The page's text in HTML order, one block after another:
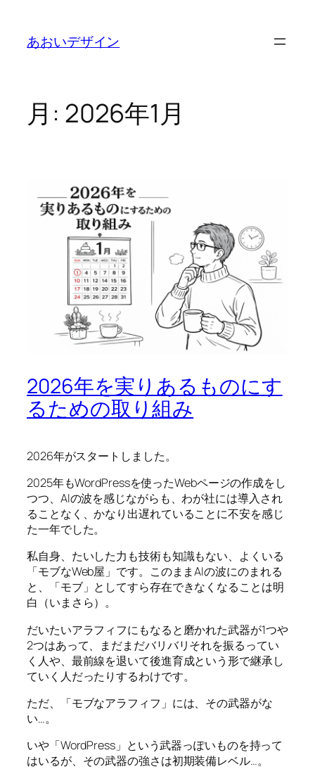
あおいデザイン
月: 2026年1月
2026年を実りあるものにす
るための取り組み
2026年がスタートしました。
2025年もWordPressを使ったWebページの作成をし
つつ、AIの波を感じながらも、わが社には導入され
ることなく、かなり出遅れていることに不安を感じ
た一年でした。
私自身、たいした力も技術も知識もない、よくいる
「モブなWeb屋」です。このままAIの波にのまれる
と、「モブ」としてすら存在できなくなることは明
白（いまさら）。
だいたいアラフィフにもなると磨かれた武器が1つや
2つはあって、まだまだバリバリそれを振るってい
く人や、最前線を退いて後進育成という形で継承し
ていく人だったりするわけです。
ただ、「モブなアラフィフ」には、その武器がな
い…。
いや「WordPress」という武器っぽいものを持って
はいるが、その武器の強さは初期装備レベル…。